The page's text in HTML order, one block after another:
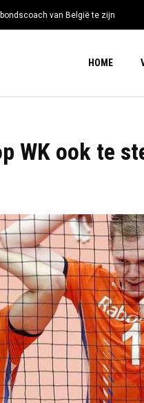
van België te zijn
HOME
WK ook te